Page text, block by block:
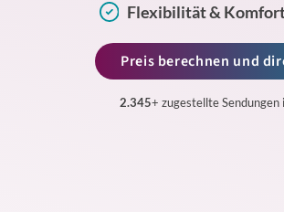
Flexibilität &
Preis berechnen und
2.345+ zugestellte